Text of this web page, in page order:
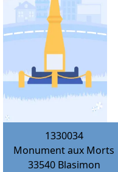
1330034
Monument aux Morts
33540 Blasimon